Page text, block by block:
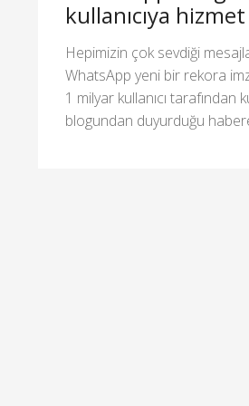
kullanıcıya
Hepimizin çok sevdiği
WhatsApp yeni bir rekora
1 milyar kullanıcı tarafından
blogundan duyurduğu